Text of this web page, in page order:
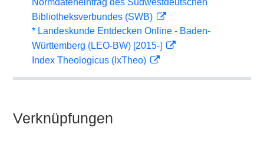
Normdateneintrag des Südwestdeutschen
Bibliotheksverbundes (SWB)
* Landeskunde Entdecken Online - Baden-
Württemberg (LEO-BW) [2015-]
Index Theologicus (IxTheo)
Verknüpfungen